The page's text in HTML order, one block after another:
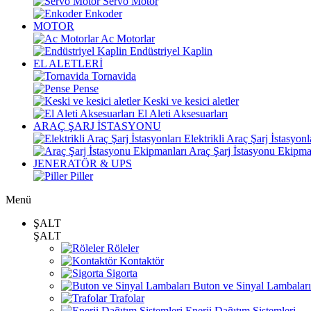
Enkoder
MOTOR
Ac Motorlar
Endüstriyel Kaplin
EL ALETLERİ
Tornavida
Pense
Keski ve kesici aletler
El Aleti Aksesuarları
ARAÇ ŞARJ İSTASYONU
Elektrikli Araç Şarj
Araç Şarj İstasyonu
JENERATÖR & UPS
Piller
Menü
ŞALT
ŞALT
Röleler
Kontaktör
Sigorta
Buton ve Sinyal Lambaları
Trafolar